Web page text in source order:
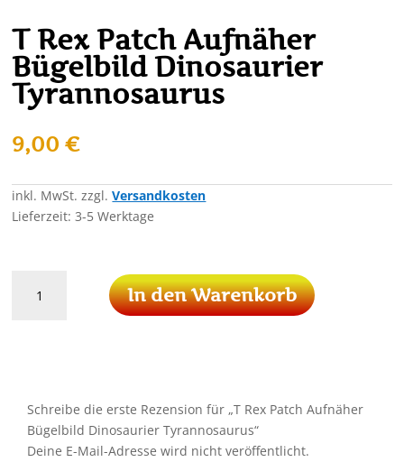
T Rex Patch Aufnäher
Bügelbild Dinosaurier
Tyrannosaurus
9,00€
inkl. MwSt. zzgl.Versandkosten
Lieferzeit:3-5 Werktage
Tyrannosaurus
Menge
In den Warenkorb
Schreibe die erste Rezension für „T Rex Patch Aufnäher
Bügelbild Dinosaurier Tyrannosaurus“
Deine E-Mail-Adresse wird nicht veröffentlicht.